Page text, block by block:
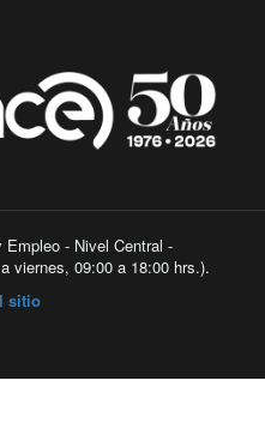
- Nivel Central -
viernes, 09:00 a 18:00 hrs.).
sitio